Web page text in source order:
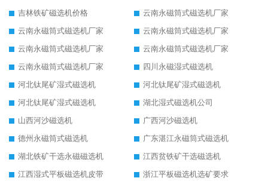
吉林铁矿磁选机价格
云南永磁筒式磁选机厂家
云南永磁筒式磁选机厂家
云南永磁筒式磁选机厂家
云南永磁筒式磁选机厂家
云南永磁筒式磁选机厂家
云南永磁筒式磁选机厂家
四川永磁湿式磁选机
河北钛尾矿湿式磁选机
河北钛尾矿湿式磁选机
河北钛尾矿湿式磁选机
湖北湿式磁选机公司
山西河沙磁选机
广西河沙磁选机
德州永磁筒式磁选机
广东湛江永磁筒式磁选机
湖北铁矿干选永磁磁选机
江西贫铁矿干选磁选机
江西湿式平板磁选机皮带
浙江平板磁选机选矿要求